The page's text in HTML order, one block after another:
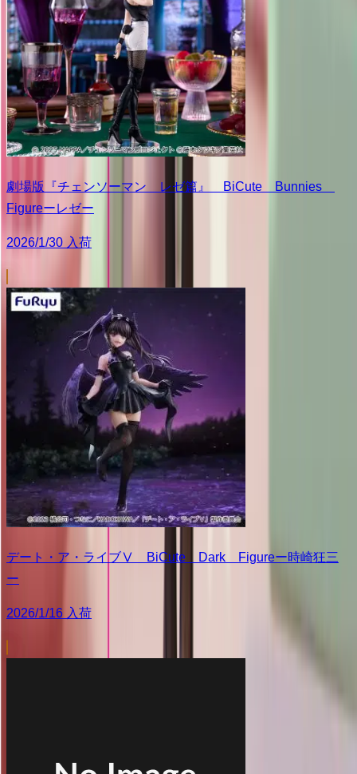
劇場版『チェンソーマン レゼ篇』 BiCute Bunnies
Figureーレゼー
2026/1/30 入荷
デート・ア・ライブⅤ BiCute Dark Figureー時崎狂三
ー
2026/1/16 入荷